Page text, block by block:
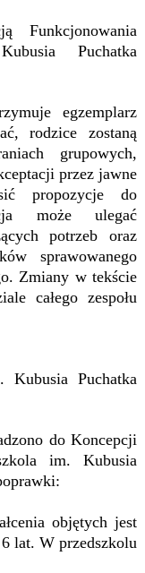
Funkcjonowania
Puchatka
egzemplarz
rodzice zostaną
grupowych,
przez jawne
propozycje do
może ulegać
potrzeb oraz
sprawowanego
Zmiany w tekście
całego zespołu
Kubusia Puchatka
do Koncepcji
im. Kubusia
objętych jest
lat. W przedszkolu